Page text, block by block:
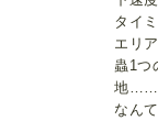
タイ
エリ
蟲1つ
地……
なん